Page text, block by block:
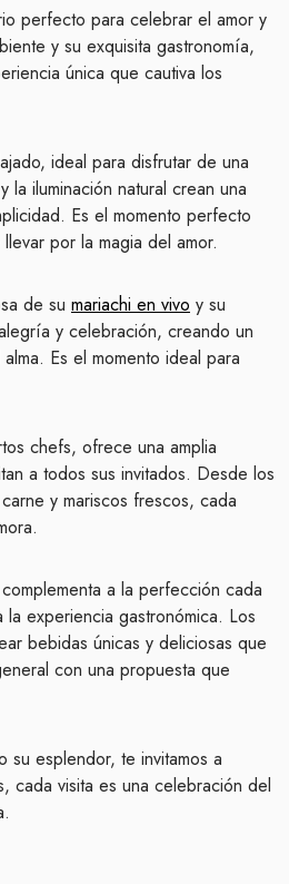
perfecto para celebrar el amor y
y su exquisita gastronomía,
única que cautiva los
ideal para disfrutar de una
iluminación natural crean una
Es el momento perfecto
por la magia del amor.
de su mariachi en vivo y su
y celebración, creando un
Es el momento ideal para
chefs, ofrece una amplia
a todos sus invitados. Desde los
y mariscos frescos, cada
a la perfección cada
experiencia gastronómica. Los
bebidas únicas y deliciosas que
con una propuesta que
su esplendor, te invitamos a
cada visita es una celebración del